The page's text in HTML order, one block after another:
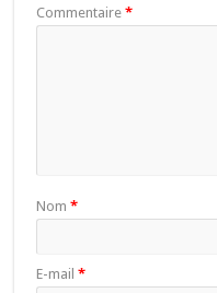
Commentaire *
Nom *
E-mail *